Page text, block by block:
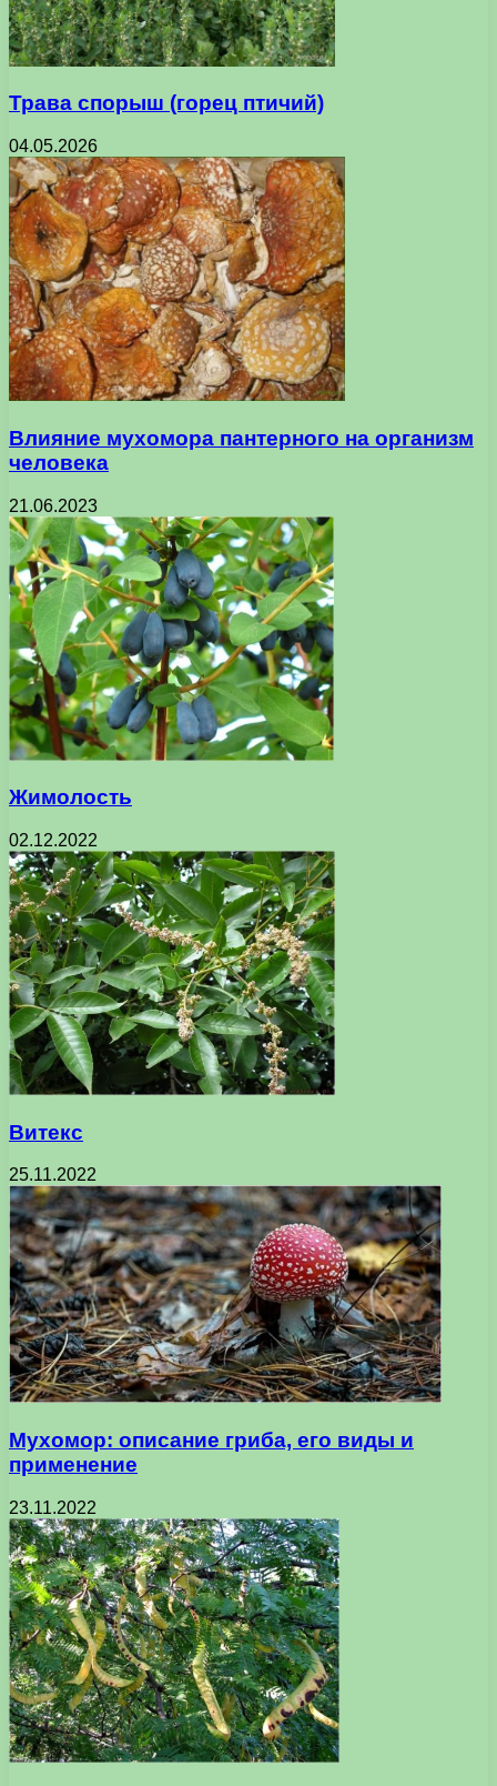
Трава спорыш (горец птичий)
04.05.2026
Влияние мухомора пантерного на организм
человека
21.06.2023
Жимолость
02.12.2022
Витекс
25.11.2022
Мухомор: описание гриба, его виды и
применение
23.11.2022